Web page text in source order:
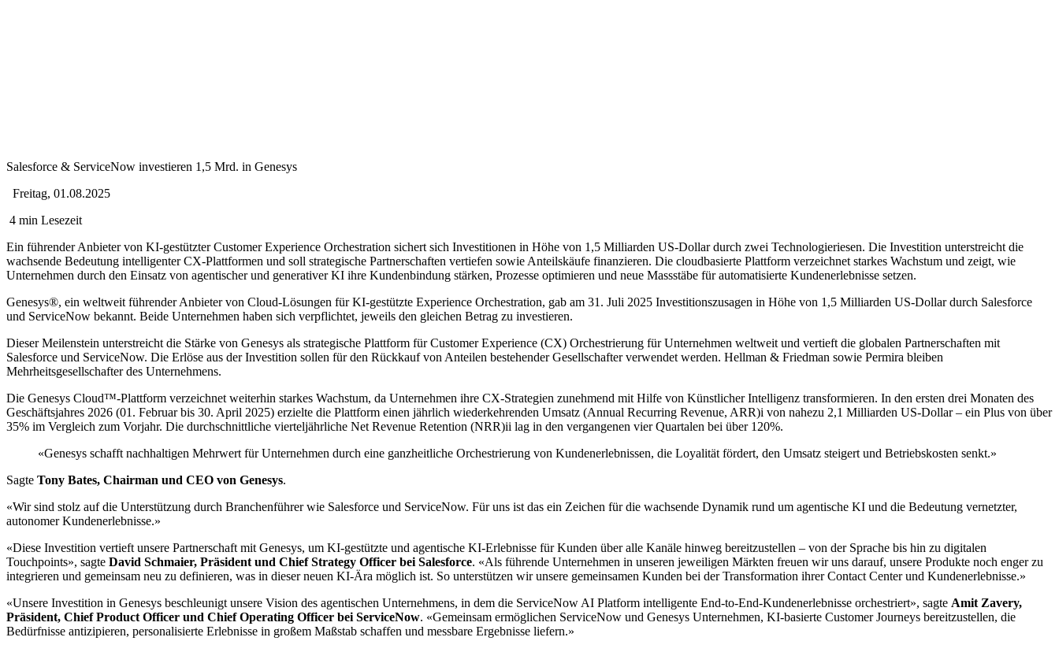
Salesforce & ServiceNow investieren 1,5 Mrd. in Genesys
Freitag, 01.08.2025
4 min Lesezeit
Ein führender Anbieter von KI-gestützter Customer Experience Orchestration sichert sich Investitionen in Höhe von 1,5 Milliarden US-Dollar durch zwei Technologieriesen. Die Investition unterstreicht die
wachsende Bedeutung intelligenter CX-Plattformen und soll strategische Partnerschaften vertiefen sowie Anteilskäufe finanzieren. Die cloudbasierte Plattform verzeichnet starkes Wachstum und zeigt, wie
Unternehmen durch den Einsatz von agentischer und generativer KI ihre Kundenbindung stärken, Prozesse optimieren und neue Massstäbe für automatisierte Kundenerlebnisse setzen.
Genesys®, ein weltweit führender Anbieter von Cloud-Lösungen für KI-gestützte Experience Orchestration, gab am 31. Juli 2025 Investitionszusagen in Höhe von 1,5 Milliarden US-Dollar durch Salesforce
und ServiceNow bekannt. Beide Unternehmen haben sich verpflichtet, jeweils den gleichen Betrag zu investieren.
Dieser Meilenstein unterstreicht die Stärke von Genesys als strategische Plattform für Customer Experience (CX) Orchestrierung für Unternehmen weltweit und vertieft die globalen Partnerschaften mit
Salesforce und ServiceNow. Die Erlöse aus der Investition sollen für den Rückkauf von Anteilen bestehender Gesellschafter verwendet werden. Hellman & Friedman sowie Permira bleiben
Mehrheitsgesellschafter des Unternehmens.
Die Genesys Cloud™-Plattform verzeichnet weiterhin starkes Wachstum, da Unternehmen ihre CX-Strategien zunehmend mit Hilfe von Künstlicher Intelligenz transformieren. In den ersten drei Monaten des
Geschäftsjahres 2026 (01. Februar bis 30. April 2025) erzielte die Plattform einen jährlich wiederkehrenden Umsatz (Annual Recurring Revenue, ARR)i von nahezu 2,1 Milliarden US-Dollar – ein Plus von über
35% im Vergleich zum Vorjahr. Die durchschnittliche vierteljährliche Net Revenue Retention (NRR)ii lag in den vergangenen vier Quartalen bei über 120%.
«Genesys schafft nachhaltigen Mehrwert für Unternehmen durch eine ganzheitliche Orchestrierung von Kundenerlebnissen, die Loyalität fördert, den Umsatz steigert und Betriebskosten senkt.»
Sagte Tony Bates, Chairman und CEO von Genesys.
«Wir sind stolz auf die Unterstützung durch Branchenführer wie Salesforce und ServiceNow. Für uns ist das ein Zeichen für die wachsende Dynamik rund um agentische KI und die Bedeutung vernetzter,
autonomer Kundenerlebnisse.»
«Diese Investition vertieft unsere Partnerschaft mit Genesys, um KI-gestützte und agentische KI-Erlebnisse für Kunden über alle Kanäle hinweg bereitzustellen – von der Sprache bis hin zu digitalen
Touchpoints», sagte David Schmaier, Präsident und Chief Strategy Officer bei Salesforce. «Als führende Unternehmen in unseren jeweiligen Märkten freuen wir uns darauf, unsere Produkte noch enger zu
integrieren und gemeinsam neu zu definieren, was in dieser neuen KI-Ära möglich ist. So unterstützen wir unsere gemeinsamen Kunden bei der Transformation ihrer Contact Center und Kundenerlebnisse.»
«Unsere Investition in Genesys beschleunigt unsere Vision des agentischen Unternehmens, in dem die ServiceNow AI Platform intelligente End-to-End-Kundenerlebnisse orchestriert», sagte Amit Zavery,
Präsident, Chief Product Officer und Chief Operating Officer bei ServiceNow. «Gemeinsam ermöglichen ServiceNow und Genesys Unternehmen, KI-basierte Customer Journeys bereitzustellen, die
Bedürfnisse antizipieren, personalisierte Erlebnisse in großem Maßstab schaffen und messbare Ergebnisse liefern.»